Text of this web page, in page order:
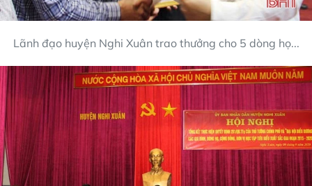
Lãnh đạo huyện Nghi Xuân trao thưởng cho 5 dòng họ...